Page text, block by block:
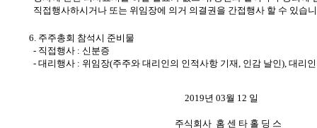
직접행사하시거나 또는 위임장에 의거 의결권을 간접행사 할 수 있습
6. 주주총회 참석시 준비물
- 직접행사 : 신분증
- 대리행사 : 위임장(주주와 대리인의 인적사항 기재, 인감 날인), 대리
2019년 03월 12 일
주식회사 홈 센 타 홀 딩 스